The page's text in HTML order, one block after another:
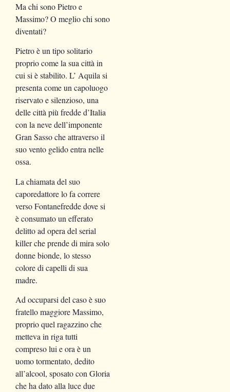
Ma chi sono Pietro e
Massimo? O meglio chi sono
diventati?
Pietro è un tipo solitario
proprio come la sua città in
cui si è stabilito. L’ Aquila si
presenta come un capoluogo
riservato e silenzioso, una
delle città più fredde d’Italia
con la neve dell’imponente
Gran Sasso che attraverso il
suo vento gelido entra nelle
ossa.
La chiamata del suo
caporedattore lo fa correre
verso Fontanefredde dove si
è consumato un efferato
delitto ad opera del serial
killer che prende di mira solo
donne bionde, lo stesso
colore di capelli di sua
madre.
Ad occuparsi del caso è suo
fratello maggiore Massimo,
proprio quel ragazzino che
metteva in riga tutti
compreso lui e ora è un
uomo tormentato, dedito
all’alcool, sposato con Gloria
che ha dato alla luce due